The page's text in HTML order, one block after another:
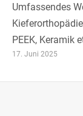
Umfassendes
PEEK, Keramik
17. Juni 2025